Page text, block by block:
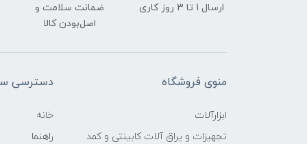
ارسال 1 تا 3 روز کاری
ضمانت سلامت و
اصل‌بودن کالا
منوی فروشگاه
ابزارآلات
تجهیزات و یراق آلات کابینتی و کمد
دسترسی
خانه
راهنما